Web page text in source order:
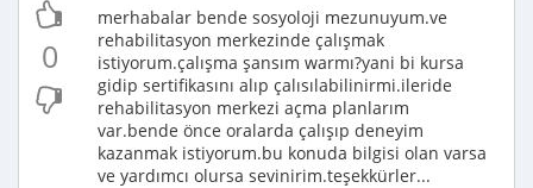
0
merhabalar bende sosyoloji mezunuyum.ve
rehabilitasyon merkezinde çalışmak
istiyorum.çalışma şansım warmı?yani bi kursa
gidip sertifikasını alıp çalısılabilinirmi.ileride
rehabilitasyon merkezi açma planlarım
var.bende önce oralarda çalışıp deneyim
kazanmak istiyorum.bu konuda bilgisi olan varsa
ve yardımcı olursa sevinirim.teşekkürler...